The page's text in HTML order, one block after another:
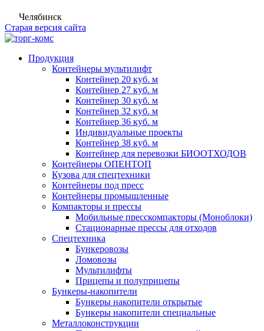
Челябинск
Старая версия сайта
Продукция
Контейнеры мультилифт
Контейнер 20 куб. м
Контейнер 27 куб. м
Контейнер 30 куб. м
Контейнер 32 куб. м
Контейнер 36 куб. м
Индивидуальные проекты
Контейнер 38 куб. м
Контейнер для перевозки БИООТХОДОВ
Контейнеры ОПЕНТОП
Кузова для спецтехники
Контейнеры под пресс
Контейнеры промышленные
Компакторы и прессы
Мобильные пресскомпакторы (Моноблоки)
Стационарные прессы для отходов
Спецтехника
Бункеровозы
Ломовозы
Мультилифты
Прицепы и полуприцепы
Бункеры-накопители
Бункеры накопители открытые
Бункеры накопители специальные
Металлоконструкции